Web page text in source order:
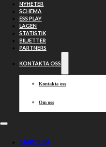
NYHETER
SCHEMA
ESS PLAY
LAGEN
STATISTIK
BILJETTER
PARTNERS
KONTAKTA OSS
Kontakta oss
Om oss
STARTSIDA